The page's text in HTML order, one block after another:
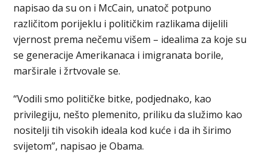
napisao da su on i McCain, unatoč potpuno
različitom porijeklu i političkim razlikama dijelili
vjernost prema nečemu višem – idealima za koje su
se generacije Amerikanaca i imigranata borile,
marširale i žrtvovale se.
“Vodili smo političke bitke, podjednako, kao
privilegiju, nešto plemenito, priliku da služimo kao
nositelji tih visokih ideala kod kuće i da ih širimo
svijetom”, napisao je Obama.